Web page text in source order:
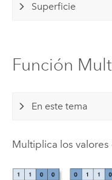
Superficie
Función
En este tema
Multiplica los